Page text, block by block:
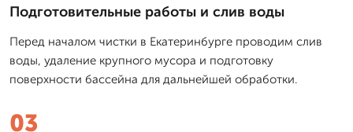
Подготовительные работы и слив воды
Перед началом чистки в Екатеринбурге проводим слив
воды, удаление крупного мусора и подготовку
поверхности бассейна для дальнейшей обработки.
03